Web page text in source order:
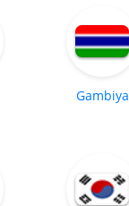
Gambiya